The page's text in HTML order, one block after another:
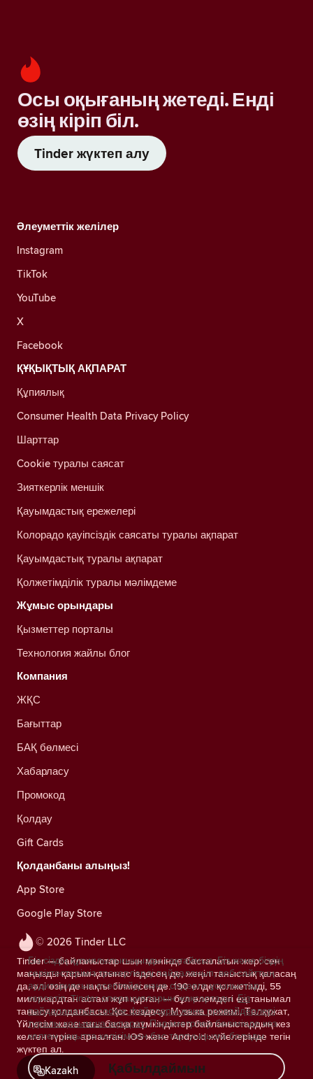
Осы оқығаның жетеді. Енді
өзің кіріп біл.
Tinder жүктеп алу
© 2026 Tinder LLC
Tinder — байланыстар шын мәнінде басталатын жер: сен
маңызды қарым-қатынас іздесең де, жеңіл таныстық қаласаң
да, әлі өзің де нақты білмесең де. 190 елде қолжетімді, 55
миллиардтан астам жұп құрған — бұл әлемдегі ең танымал
танысу қолданбасы. Қос кездесу, Музыка режимі, Төлқұжат,
Үйлесім және тағы басқа мүмкіндіктер байланыстардың кез
келген түріне арналған. iOS және Android жүйелерінде тегін
жүктеп ал.
Kazakh
Әлеуметтік желілер
Instagram
TikTok
YouTube
X
Facebook
ҚҰҚЫҚТЫҚ АҚПАРАТ
Құпиялық
Consumer Health Data Privacy Policy
Шарттар
Cookie туралы саясат
Зияткерлік меншік
Қауымдастық ережелері
Колорадо қауіпсіздік саясаты туралы ақпарат
Қауымдастық туралы ақпарат
Қолжетімділік туралы мәлімдеме
Жұмыс орындары
Қызметтер порталы
Технология жайлы блог
Компания
ЖҚС
Бағыттар
БАҚ бөлмесі
Хабарласу
Промокод
Қолдау
Gift Cards
Қолданбаны алыңыз!
App Store
Google Play Store
Біз сіздің құпиялылығыңызды сақтаймыз. Біз және біздің
серіктестеріміз трекерлерді пайдаланып, веб-сайттың
аудиториясын есептейді және сіздерге ұсыныстар
көрсетіп, Tinder операцияларын жақсартады. Біз
пайдаланатын cookie файлдары және провайдерлері
туралы қосымша ақпарат. Параметрлер бөлімінде кез
келген уақытта келісімнен бас тартуыңызға болады.
Қабылдаймын